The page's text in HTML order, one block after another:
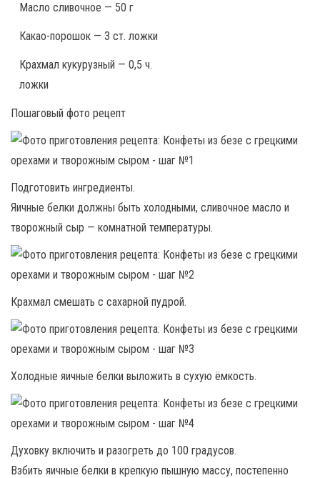
Масло сливочное — 50 г
Какао-порошок — 3 ст. ложки
Крахмал кукурузный — 0,5 ч.
ложки
Пошаговый фото рецепт
Подготовить ингредиенты.
Яичные белки должны быть холодными, сливочное масло и
творожный сыр — комнатной температуры.
Крахмал смешать с сахарной пудрой.
Холодные яичные белки выложить в сухую ёмкость.
Духовку включить и разогреть до 100 градусов.
Взбить яичные белки в крепкую пышную массу, постепенно